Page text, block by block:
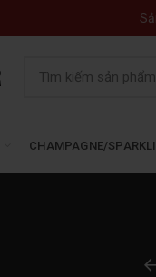
CHAMPAGNE/